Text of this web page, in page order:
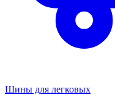
Шины для легковых